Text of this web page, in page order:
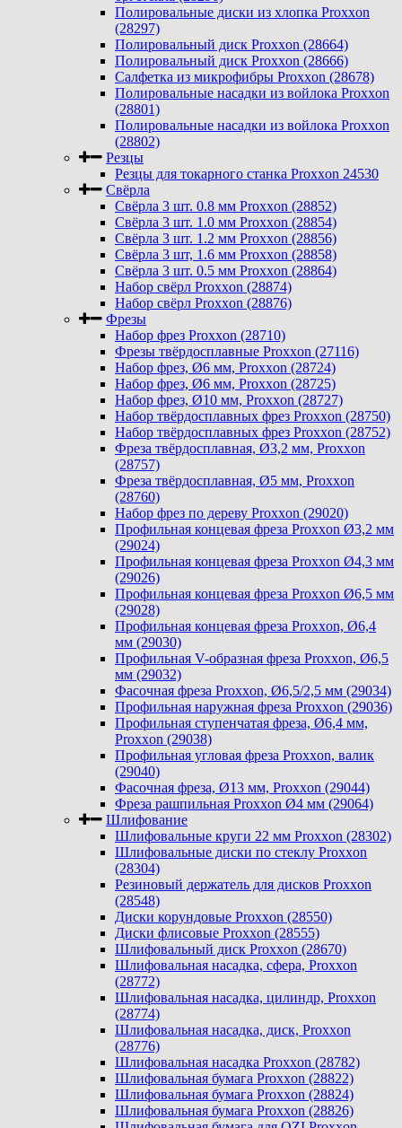
Полировальные диски из хлопка Proxxon
(28297)
Полировальный диск Proxxon (28664)
Полировальный диск Proxxon (28666)
Салфетка из микрофибры Proxxon (28678)
Полировальные насадки из войлока Proxxon
(28801)
Полировальные насадки из войлока Proxxon
(28802)
Резцы
Резцы для токарного станка Proxxon 24530
Свёрла
Свёрла 3 шт. 0.8 мм Proxxon (28852)
Свёрла 3 шт. 1.0 мм Proxxon (28854)
Свёрла 3 шт. 1.2 мм Proxxon (28856)
Свёрла 3 шт, 1.6 мм Proxxon (28858)
Свёрла 3 шт. 0.5 мм Proxxon (28864)
Набор свёрл Proxxon (28874)
Набор свёрл Proxxon (28876)
Фрезы
Набор фрез Proxxon (28710)
Фрезы твёрдосплавные Proxxon (27116)
Набор фрез, Ø6 мм, Proxxon (28724)
Набор фрез, Ø6 мм, Proxxon (28725)
Набор фрез, Ø10 мм, Proxxon (28727)
Набор твёрдосплавных фрез Proxxon (28750)
Набор твёрдосплавных фрез Proxxon (28752)
Фреза твёрдосплавная, Ø3,2 мм, Proxxon
(28757)
Фреза твёрдосплавная, Ø5 мм, Proxxon
(28760)
Набор фрез по дереву Proxxon (29020)
Профильная концевая фреза Proxxon Ø3,2 мм
(29024)
Профильная концевая фреза Proxxon Ø4,3 мм
(29026)
Профильная концевая фреза Proxxon Ø6,5 мм
(29028)
Профильная концевая фреза Proxxon, Ø6,4
мм (29030)
Профильная V-образная фреза Proxxon, Ø6,5
мм (29032)
Фасочная фреза Proxxon, Ø6,5/2,5 мм (29034)
Профильная наружная фреза Proxxon (29036)
Профильная ступенчатая фреза, Ø6,4 мм,
Proxxon (29038)
Профильная угловая фреза Proxxon, валик
(29040)
Фасочная фреза, Ø13 мм, Proxxon (29044)
Фреза рашпильная Proxxon Ø4 мм (29064)
Шлифование
Шлифовальные круги 22 мм Proxxon (28302)
Шлифовальные диски по стеклу Proxxon
(28304)
Резиновый держатель для дисков Proxxon
(28548)
Диски корундовые Proxxon (28550)
Диски флисовые Proxxon (28555)
Шлифовальный диск Proxxon (28670)
Шлифовальная насадка, сфера, Proxxon
(28772)
Шлифовальная насадка, цилиндр, Proxxon
(28774)
Шлифовальная насадка, диск, Proxxon
(28776)
Шлифовальная насадка Proxxon (28782)
Шлифовальная бумага Proxxon (28822)
Шлифовальная бумага Proxxon (28824)
Шлифовальная бумага Proxxon (28826)